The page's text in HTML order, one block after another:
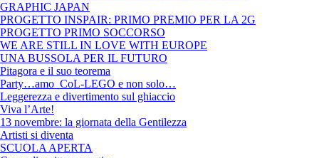
GRAPHIC JAPAN
PROGETTO INSPAIR: PRIMO PREMIO PER LA 2G
PROGETTO PRIMO SOCCORSO
WE ARE STILL IN LOVE WITH EUROPE
UNA BUSSOLA PER IL FUTURO
Pitagora e il suo teorema
Party…amo CoL-LEGO e non solo…
Leggerezza e divertimento sul ghiaccio
Viva l’Arte!
13 novembre: la giornata della Gentilezza
Artisti si diventa
SCUOLA APERTA